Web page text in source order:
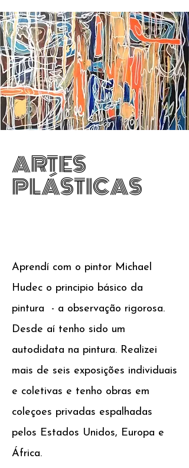
ARTES
PLÁSTICAS
Aprendí com o pintor Michael
Hudec o principio básico da
pintura - a observação rigorosa.
Desde aí tenho sido um
autodidata na pintura. Realizei
mais de seis exposições individuais
e coletivas e tenho obras em
coleçoes privadas espalhadas
pelos Estados Unidos, Europa e
África.